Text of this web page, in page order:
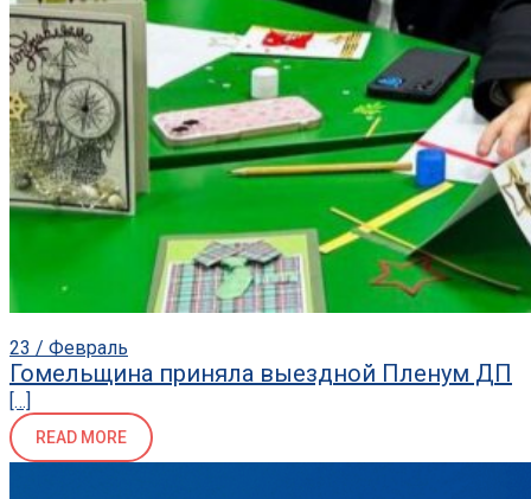
23 / Февраль
Гомельщина приняла выездной Пленум ДП
[…]
READ MORE